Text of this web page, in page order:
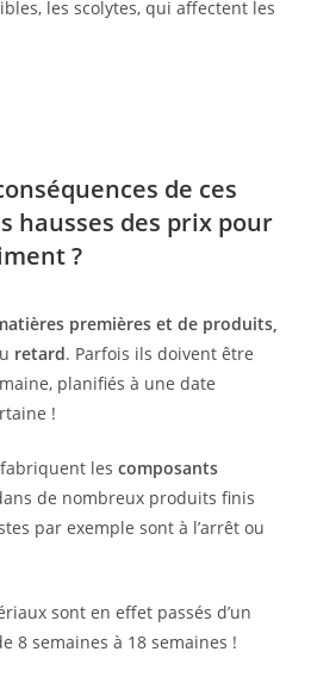
les scolytes, qui affectent les
de ces
hausses des prix pour
?
premières et de produits,
retard. Parfois ils doivent être
planifiés à une date
!
les composants
de nombreux produits finis
par exemple sont à l’arrêt ou
sont en effet passés d’un
8 semaines à 18 semaines !